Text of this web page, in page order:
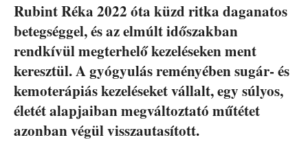
Rubint Réka 2022 óta küzd ritka daganatos
betegséggel, és az elmúlt időszakban
rendkívül megterhelő kezeléseken ment
keresztül. A gyógyulás reményében sugár- és
kemoterápiás kezeléseket vállalt, egy súlyos,
életét alapjaiban megváltoztató műtétet
azonban végül visszautasított.